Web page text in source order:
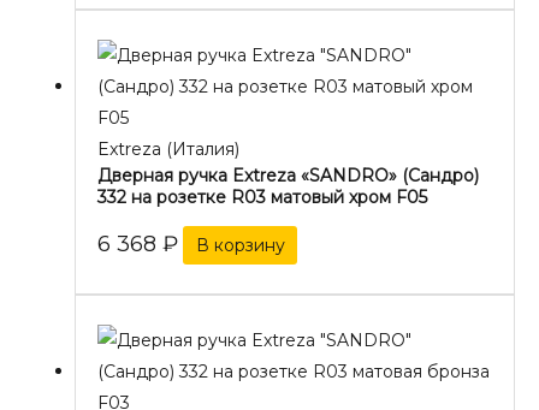
Extreza (Италия)
Дверная ручка Extreza «SANDRO» (Сандро)
332 на розетке R03 матовый хром F05
6 368 ₽ В корзину